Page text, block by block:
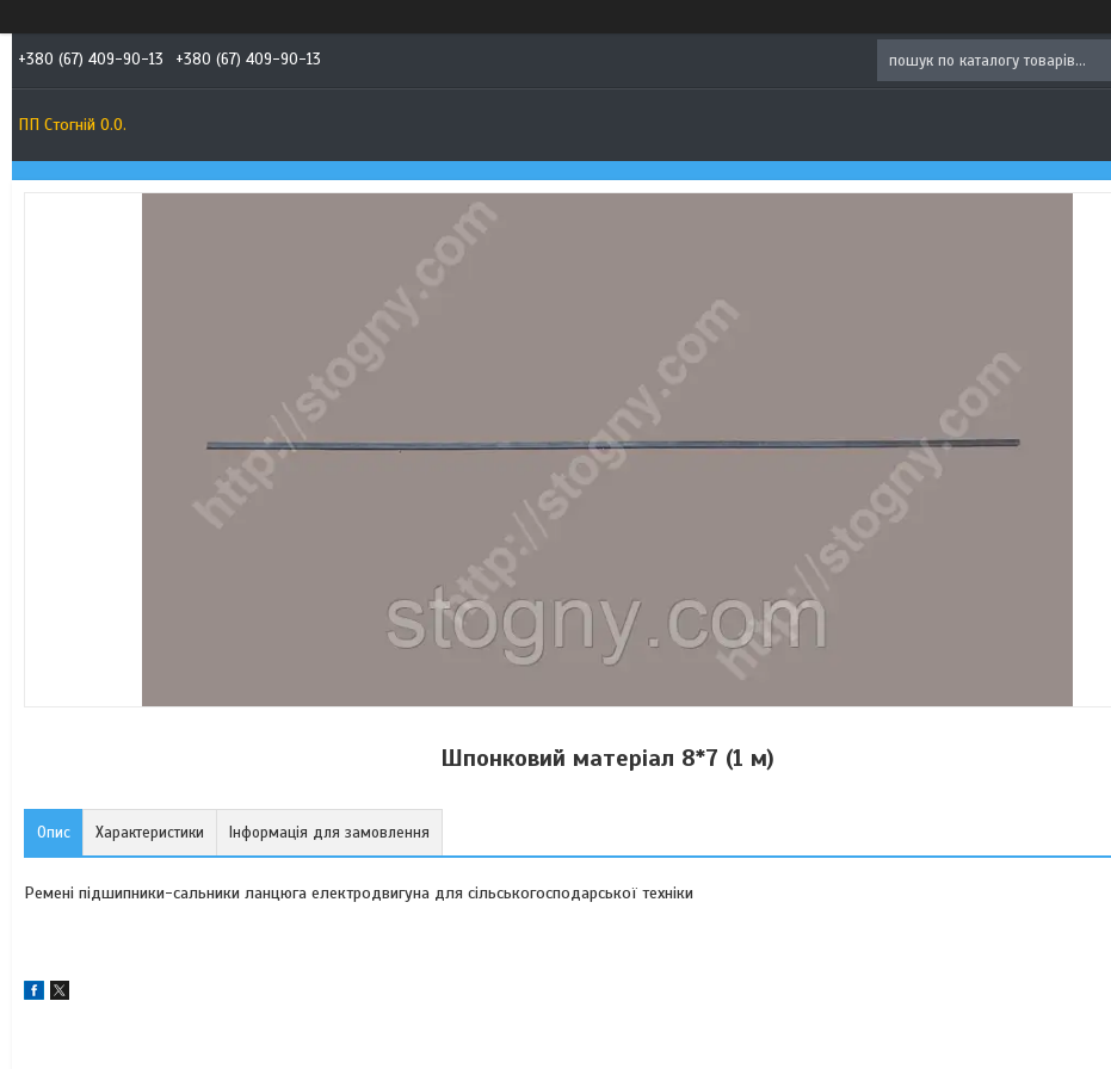
+380 (67) 409-90-13 +380 (67) 409-90-13
ПП Стогній О.О.
Шпонковий матеріал 8*7 (1 м)
Опис Характеристики Інформація для замовлення
Ремені підшипники-сальники ланцюга електродвигуна для сільськогосподарської техніки